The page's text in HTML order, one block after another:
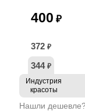
400 ₽
372 ₽
344 ₽
Индустрия
красоты
Нашли